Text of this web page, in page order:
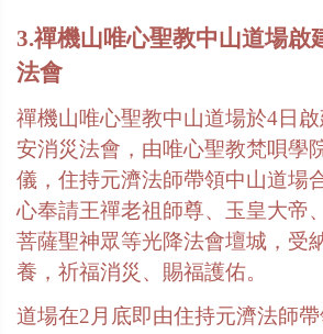
3.禪機山唯心聖教中山道場啟
法會
禪機山唯心聖教中山道場於4日
安消災法會，由唯心聖教梵唄學
儀，住持元濟法師帶領中山道場
心奉請王禪老祖師尊、玉皇大帝
菩薩聖神眾等光降法會壇城，受
養，祈福消災、賜福護佑。
道場在2 月底即由住持元濟法師